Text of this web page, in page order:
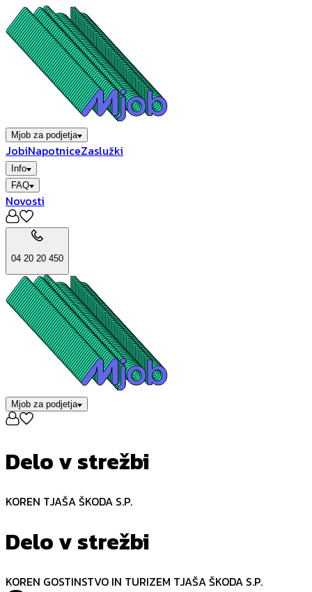
Mjob za podjetja
JobiNapotniceZaslužki
Info
FAQ
Novosti
04 20 20 450
Mjob za podjetja
Delo v strežbi
KOREN TJAŠA ŠKODA S.P.
Delo v strežbi
KOREN GOSTINSTVO IN TURIZEM TJAŠA ŠKODA S.P.